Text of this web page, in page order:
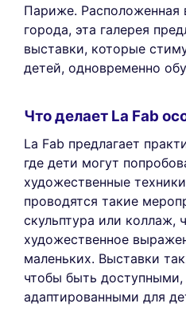
Париже. Расположенная
города, эта галерея
выставки, которые
детей, одновременно
Что делает La Fab
La Fab предлагает
где дети могут
художественные
проводятся такие
скульптура или коллаж,
художественное
маленьких. Выставки
чтобы быть
адаптированными для